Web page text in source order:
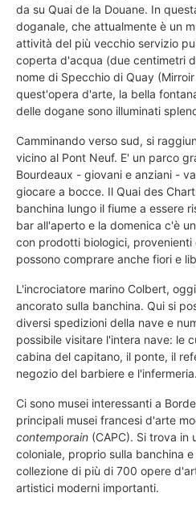
da su Quai de la Douane. In
doganale, che attualmente è un
attività del più vecchio servizio
coperta d'acqua (due centimetri
nome di Specchio di Quay
quest'opera d'arte, la bella
delle dogane sono illuminati
Camminando verso sud, si
vicino al Pont Neuf. E' un parco
Bourdeaux - giovani e anziani -
giocare a bocce. Il Quai des
banchina lungo il fiume a essere
bar all'aperto e la domenica c'è
con prodotti biologici,
possono comprare anche fiori e
L'incrociatore marino Colbert,
ancorato sulla banchina. Qui si
diversi spedizioni della nave e
possibile visitare l'intera nave: le
cabina del capitano, il ponte, il
negozio del barbiere e l'infermeria.
Ci sono musei interessanti a
principali musei francesi d'arte
contemporain (CAPC). Si trova in
coloniale, proprio sulla banchina
collezione di più di 700 opere
artistici moderni importanti.